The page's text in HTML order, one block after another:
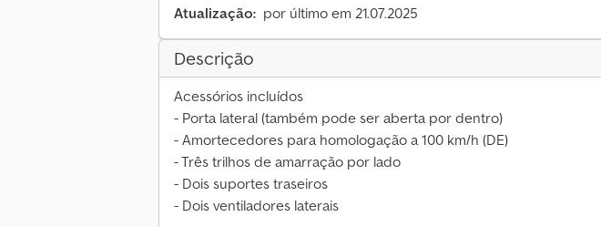
Atualização: por último em 21.07.2025
Descrição
Acessórios incluídos
- Porta lateral (também pode ser aberta por dentro)
- Amortecedores para homologação a 100 km/h (DE)
- Três trilhos de amarração por lado
- Dois suportes traseiros
- Dois ventiladores laterais